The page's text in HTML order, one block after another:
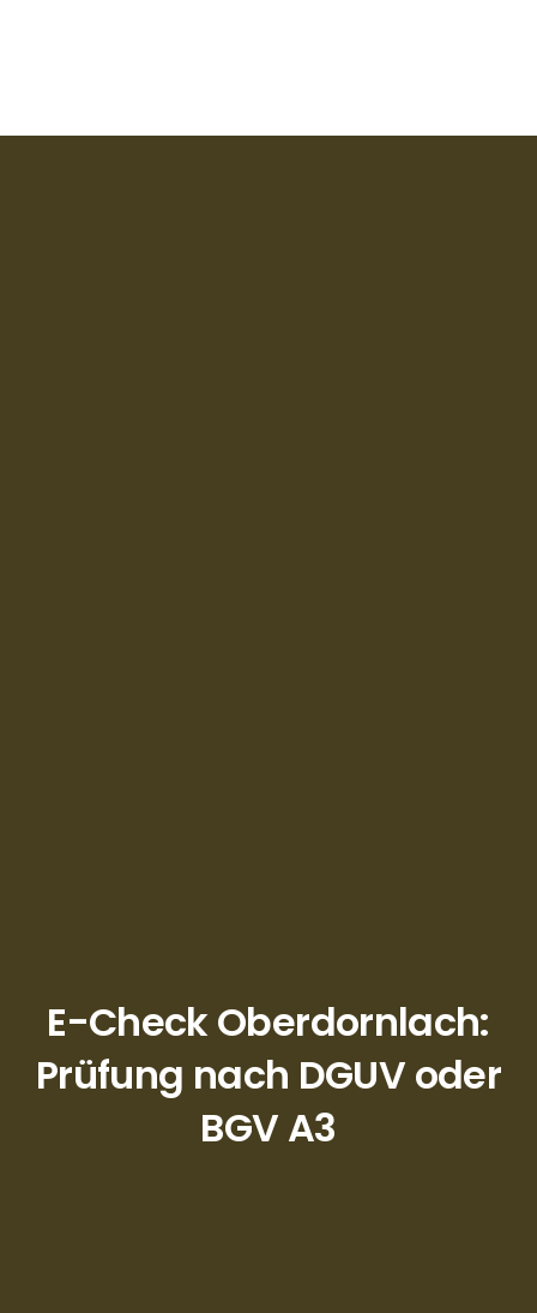
E-Check Oberdornlach:
Prüfung nach DGUV oder
BGV A3